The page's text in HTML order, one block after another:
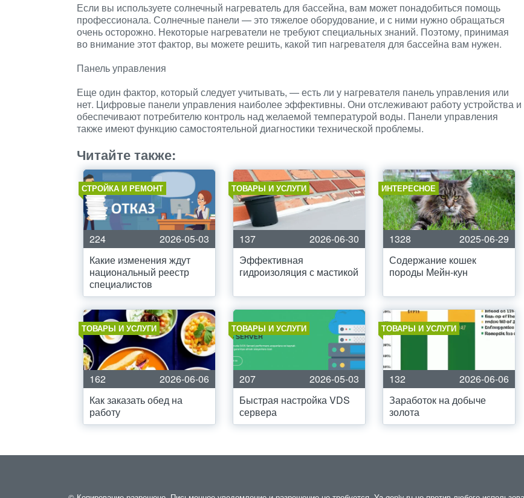
Если вы используете солнечный нагреватель для бассейна, вам может понадобиться помощь
профессионала. Солнечные панели — это тяжелое оборудование, и с ними нужно обращаться
очень осторожно. Некоторые нагреватели не требуют специальных знаний. Поэтому, принимая
во внимание этот фактор, вы можете решить, какой тип нагревателя для бассейна вам нужен.
Панель управления
Еще один фактор, который следует учитывать, — есть ли у нагревателя панель управления или
нет. Цифровые панели управления наиболее эффективны. Они отслеживают работу устройства и
обеспечивают потребителю контроль над желаемой температурой воды. Панели управления
также имеют функцию самостоятельной диагностики технической проблемы.
Читайте также:
СТРОЙКА И РЕМОНТ
224
2026-05-03
Какие изменения ждут
национальный реестр
специалистов
ТОВАРЫ И УСЛУГИ
137
2026-06-30
Эффективная
гидроизоляция с мастикой
ИНТЕРЕСНОЕ
1328
2025-06-29
Содержание кошек
породы Мейн-кун
ТОВАРЫ И УСЛУГИ
162
2026-06-06
Как заказать обед на
работу
ТОВАРЫ И УСЛУГИ
207
2026-05-03
Быстрая настройка VDS
сервера
ТОВАРЫ И УСЛУГИ
132
2026-06-06
Заработок на добыче
золота